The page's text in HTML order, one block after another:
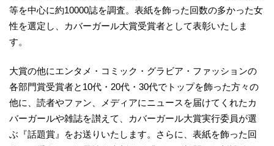
等を中心に約10000誌を調査。表紙を飾った回数の多かった女
性を選定し、カバーガール大賞受賞者として表彰いたしま
す。
大賞の他にエンタメ・コミック・グラビア・ファッションの
各部門賞受賞者と10代・20代・30代でトップを飾った方々の
他に、読者やファン、メディアにニュースを届けてくれたカ
バーガールや雑誌を讃えて、カバーガール大賞実行委員が選
ぶ『話題賞』をお送りいたします。さらに、表紙を飾った回